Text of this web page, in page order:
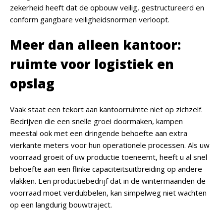
zekerheid heeft dat de opbouw veilig, gestructureerd en
conform gangbare veiligheidsnormen verloopt.
Meer dan alleen kantoor:
ruimte voor logistiek en
opslag
Vaak staat een tekort aan kantoorruimte niet op zichzelf.
Bedrijven die een snelle groei doormaken, kampen
meestal ook met een dringende behoefte aan extra
vierkante meters voor hun operationele processen. Als uw
voorraad groeit of uw productie toeneemt, heeft u al snel
behoefte aan een flinke capaciteitsuitbreiding op andere
vlakken. Een productiebedrijf dat in de wintermaanden de
voorraad moet verdubbelen, kan simpelweg niet wachten
op een langdurig bouwtraject.